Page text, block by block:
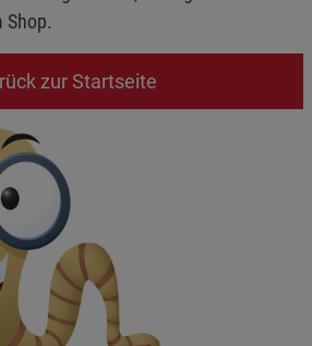
Shop.
zur Startseite